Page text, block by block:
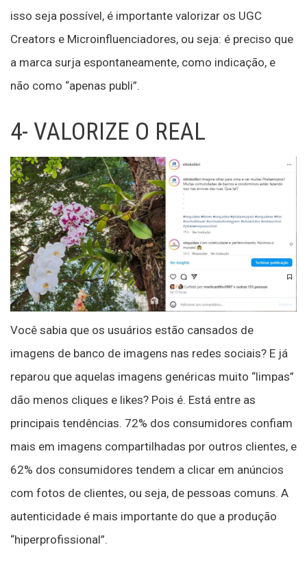
isso seja possível, é importante valorizar os UGC
Creators e Microinfluenciadores, ou seja: é preciso que
a marca surja espontaneamente, como indicação, e
não como “apenas publi”.
4- VALORIZE O REAL
Você sabia que os usuários estão cansados de
imagens de banco de imagens nas redes sociais? E já
reparou que aquelas imagens genéricas muito “limpas”
dão menos cliques e likes? Pois é. Está entre as
principais tendências. 72% dos consumidores confiam
mais em imagens compartilhadas por outros clientes, e
62% dos consumidores tendem a clicar em anúncios
com fotos de clientes, ou seja, de pessoas comuns. A
autenticidade é mais importante do que a produção
“hiperprofissional”.